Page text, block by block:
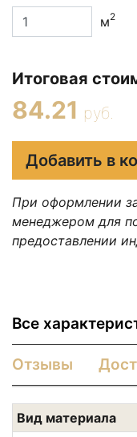
м2
Итоговая
84.21 руб.
Добавить в
При оформлении
менеджером для
предоставлении
Все
Отзывы
Вид материала